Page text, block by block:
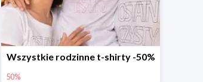
Wszystkie rodzinne t-shirty -50%
50%